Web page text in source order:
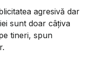
agresivă dar
sunt doar câțiva
tineri, spun